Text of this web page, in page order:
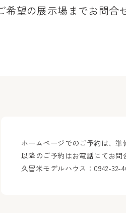
希望の展示場までお問合
ホームページでのご予約は、準
以降のご予約はお電話にてお問
久留米モデルハウス：0942-32-